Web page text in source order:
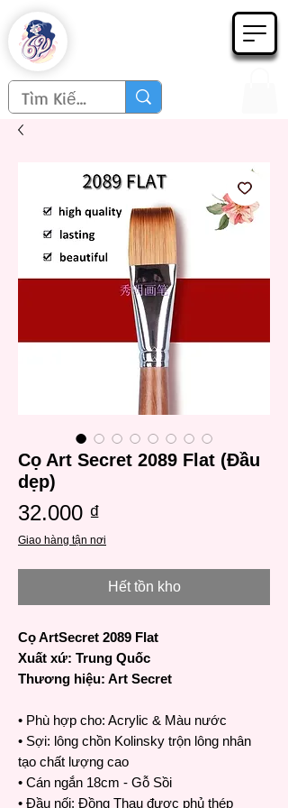
Cọ Art Secret 2089 Flat (Đầu
dẹp)
32.000 ₫
Giao hàng tận nơi
Hết tồn kho
Cọ ArtSecret 2089 Flat
Xuất xứ: Trung Quốc
Thương hiệu: Art Secret
• Phù hợp cho: Acrylic & Màu nước
• Sợi: lông chồn Kolinsky trộn lông nhân
tạo chất lượng cao
• Cán ngắn 18cm - Gỗ Sồi
• Đầu nối: Đồng Thau được phủ thép